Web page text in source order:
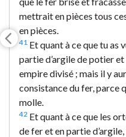
mettrait en pièces tous
en pièces.
41 Et quant à ce que tu as
partie d’argile de potier
empire divisé ; mais il y
consistance du fer, parce
molle.
42 Et quant à ce que les
de fer et en partie